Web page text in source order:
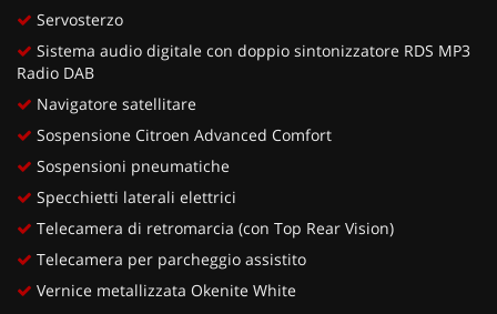
Servosterzo
Sistema audio digitale con doppio sintonizzatore RDS MP3
Radio DAB
Navigatore satellitare
Sospensione Citroen Advanced Comfort
Sospensioni pneumatiche
Specchietti laterali elettrici
Telecamera di retromarcia (con Top Rear Vision)
Telecamera per parcheggio assistito
Vernice metallizzata Okenite White